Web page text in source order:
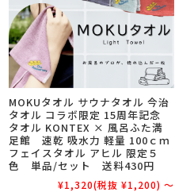
MOKUタオル サウナタオル 今治
タオル コラボ限定 15周年記念
タオル KONTEX × 風呂ふた満
足館 速乾 吸水力 軽量 100ｃｍ
フェイスタオル アヒル 限定５
色 単品/セット 送料430円
¥1,320(税抜 ¥1,200) ～